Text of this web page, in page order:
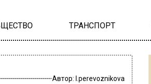
ТРАНСПОРТ
Автор: l.perevoznikova